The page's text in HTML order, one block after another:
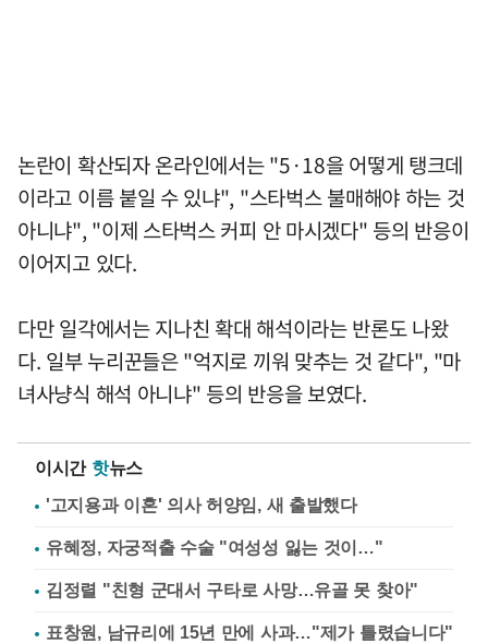
논란이 확산되자 온라인에서는 "5·18을 어떻게 탱크데
이라고 이름 붙일 수 있냐", "스타벅스 불매해야 하는 것
아니냐", "이제 스타벅스 커피 안 마시겠다" 등의 반응이
이어지고 있다.
다만 일각에서는 지나친 확대 해석이라는 반론도 나왔
다. 일부 누리꾼들은 "억지로 끼워 맞추는 것 같다", "마
녀사냥식 해석 아니냐" 등의 반응을 보였다.
이시간 핫뉴스
'고지용과 이혼' 의사 허양임, 새 출발했다
유혜정, 자궁적출 수술 "여성성 잃는 것이…"
김정렬 "친형 군대서 구타로 사망…유골 못 찾아"
표창원, 남규리에 15년 만에 사과…"제가 틀렸습니다"